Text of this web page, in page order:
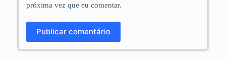
próxima vez que eu comentar.
Publicar comentário